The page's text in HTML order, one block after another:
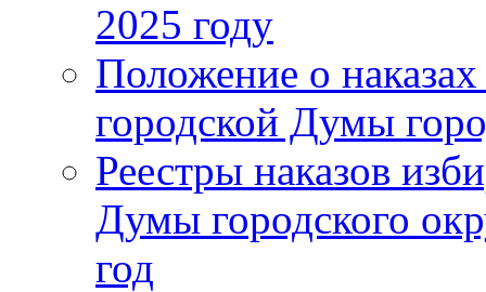
2025 году
Положение о
городской Думы
Реестры наказов
Думы городского
год